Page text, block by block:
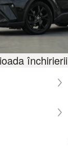
închirierii